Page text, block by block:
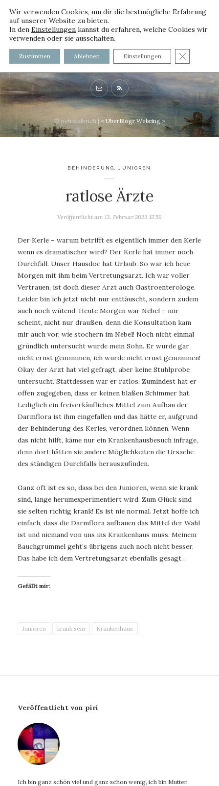
voller worte - mit und ohne
Innenfutter
© petra ulbrich | < UberBlogr Webring >
BEHINDERUNG,JUNIOREN
ratlose Ärzte
Veröffentlicht am 13. Februar 2023 12:59
Der Kerle – warum betrifft es eigentlich immer den Kerle
wenn es dramatischer wird? Der Kerle hat immer noch
Durchfall. Unser Hausdoc hat Urlaub. So war ich heue
Morgen mit ihm beim Vertretungsarzt. Ich war voller
Vertrauen, ist doch dieser Arzt auch Gastroenterologe.
Leider bin ich jetzt nicht nur enttäuscht, sondern zudem
auch noch wütend. Heute Morgen war Nebel – mir
scheint, nicht nur draußen, denn die Konsultation kam
mir auch vor, wie stochern im Nebel! Noch nicht einmal
gründlich untersucht wurde mein Sohn. Er wurde gar
nicht ernst genommen, ich wurde nicht ernst genommen!
Okay, der Arzt hat viel gefragt, aber keine Stuhlprobe
untersucht. Stattdessen war er ratlos. Zumindest hat er
offen zugegeben, dass er keinen blaßen Schimmer hat.
Lediglich ein freiverkäufliches Mittel zum Aufbau der
Darmflora ist ihm eingefallen und das hätte er, aufgrund
der Behinderung des Kerles, verordnen können. Wenn
das nicht hilft, käme nur ein Krankenhausbesuch infrage,
denn dort hätten sie andere Möglichkeiten die Ursache
des ständigen Durchfalls herauszufinden.
Ganz oft ist es so, dass bei den Junioren, wenn sie krank
sind, lange herumexperimentiert wird. Zum Glück sind
sie selten richtig krank! Es ist nie normal. Jetzt hoffe ich
einfach, dass die Darmflora aufbauen das Mittel der Wahl
ist und niemand von uns ins Krankenhaus muss. Meinem
Bauchgrummel geht’s übrigens auch noch nicht besser.
Das habe ich dem Vertretungsarzt ebenfalls gesagt…
Gefällt mir:
Junioren krank sein Krankenhaus
Veröffentlicht von piri
Ich bin ganz schön viel und ganz schön wenig, ich bin Mutter,
Wir verwenden Cookies, um dir die bestmögliche Erfahrung
auf unserer Website zu bieten.
In den Einstellungen kannst du erfahren, welche Cookies wir
verwenden oder sie ausschalten.
Zustimmen Ablehnen Einstellungen GDPR